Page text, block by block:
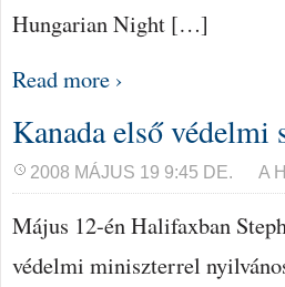
Hungarian Night […]
Read more ›
Kanada első védelmi
2008 MÁJUS 19 9:45 DE. A
Május 12-én Halifaxban
védelmi miniszterrel